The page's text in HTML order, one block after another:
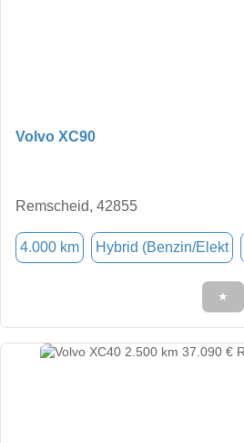
Volvo XC90
Remscheid, 42855
4.000 km Hybrid (Benzin/Elekt
★